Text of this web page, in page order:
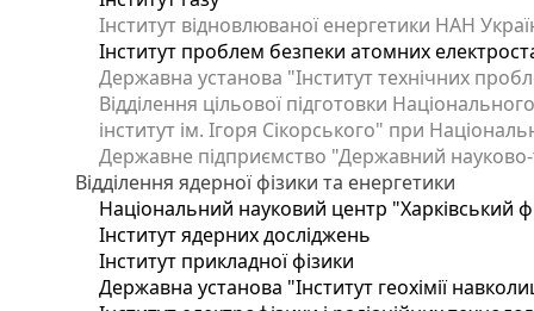
Інститут відновлюваної енергетики НАН
Інститут проблем безпеки атомних
Державна установа "Інститут технічних
Відділення цільової підготовки
інститут ім. Ігоря Сікорського" при
Державне підприємство "Державний науково-
Відділення ядерної фізики та енергетики
Національний науковий центр "Харківський
Інститут ядерних досліджень
Інститут прикладної фізики
Державна установа "Інститут геохімії